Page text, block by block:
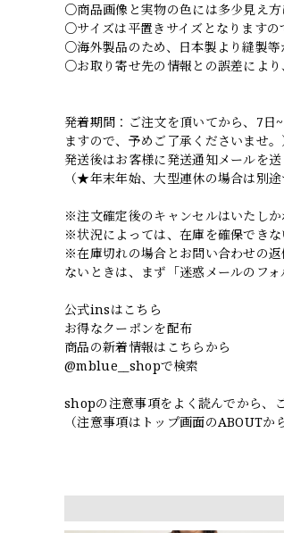
○商品画像と実物の色には多少見え方
○サイズは平置きサイズとなりますの
○海外製品のため、日本製より縫製等
○お取り寄せ先の情報との誤差により
発着期間：ご注文を頂いてから、7日
ますので、予めご了承くださいませ。
発送後はお客様に発送通知メールを
（★年末年始、大型連休の場合は別
※注文確定後のキャンセルはいたしか
※状況によっては、在庫を確保できな
※在庫切れの場合とお問い合わせの
ないときは、まず「迷惑メールのフォ
公式insはこちら
お得なクーポンを配布
商品の新着情報はこちらから
@mblue__shopで検索
shopの注意事項をよく読んでから、
（注意事項はトップ画面のABOUTか